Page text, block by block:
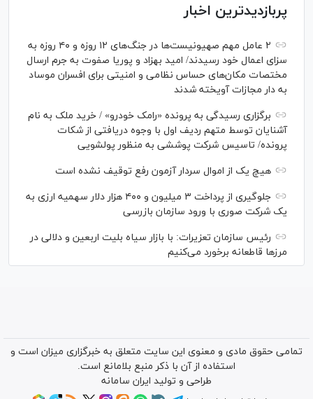
پربازدیدترین اخبار
۲ عامل مهم صهیونیست‌ها در جنگ‌های ۱۲ روزه و ۴۰ روزه به
سزای اعمال خود رسیدند/ امید بهزاد و پوریا صفوت به جرم ارسال
مختصات مکان‌های حساس نظامی و امنیتی برای افسران موساد
به دار مجازات آویخته شدند
برگزاری رسیدگی به پرونده «رامک خودرو» / خرید ملک به نام
آشنایان توسط متهم ردیف اول با وجوه دریافتی از شکات
پرونده/ تاسیس شرکت پوششی به منظور پولشویی
هیچ یک از اموال سردار آزمون رفع توقیف نشده است
جلوگیری از پرداخت ۳ میلیون و ۴۰۰ هزار دلار سهمیه ارزی به
یک شرکت صوری با ورود سازمان بازرسی
رئیس سازمان تعزیرات: با بازار سیاه بلیت اربعین و دلالی در
مرز‌ها قاطعانه برخورد می‌کنیم
تمامی حقوق مادی و معنوی این سایت متعلق به خبرگزاری میزان است و
استفاده از آن با ذکر منبع بلامانع است.
طراحی و تولید ایران سامانه